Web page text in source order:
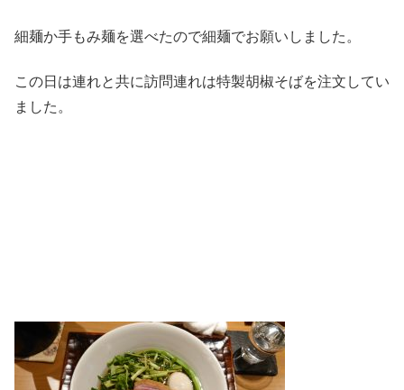
細麺か手もみ麺を選べたので細麺でお願いしました。
この日は連れと共に訪問連れは特製胡椒そばを注文してい
ました。